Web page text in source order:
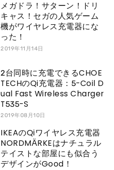
メガドラ！サターン！ドリ
キャス！セガの人気ゲーム
機がワイヤレス充電器にな
った！
2019年11月14日
2台同時に充電できるCHOE
TECHのQi充電器：5-Coil D
ual Fast Wireless Charger
T535-S
2019年08月10日
IKEAのQiワイヤレス充電器
NORDMÄRKEはナチュラル
テイストな部屋にも似合う
デザインがGood！